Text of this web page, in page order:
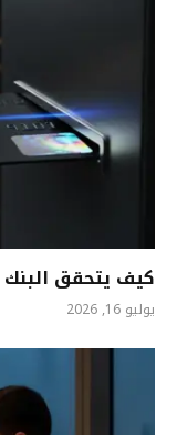
كيف يتحقق البنك
يوليو 16, 2026